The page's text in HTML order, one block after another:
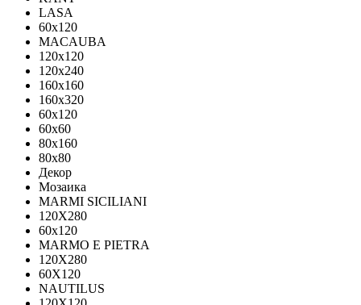
LASA
60x120
MACAUBA
120x120
120x240
160x160
160x320
60x120
60x60
80x160
80x80
Декор
Мозаика
MARMI SICILIANI
120Х280
60x120
MARMO E PIETRA
120X280
60X120
NAUTILUS